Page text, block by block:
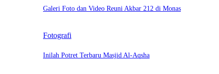
Galeri Foto dan Video Reuni Akbar 212 di Monas
Fotografi
Inilah Potret Terbaru Masjid Al-Aqsha